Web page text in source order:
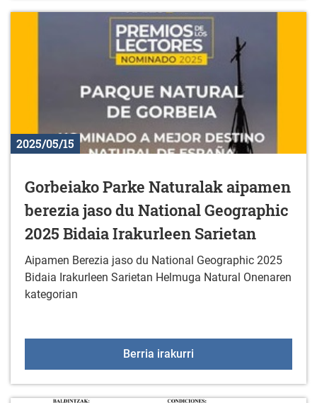
2025/05/15
Gorbeiako Parke Naturalak aipamen
berezia jaso du National Geographic
2025 Bidaia Irakurleen Sarietan
Aipamen Berezia jaso du National Geographic 2025
Bidaia Irakurleen Sarietan Helmuga Natural Onenaren
kategorian
Berria irakurri